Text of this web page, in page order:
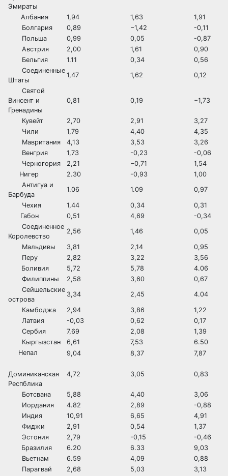
Эмираты
Албания
1,94 1,63
1,91
Болгария
0,89 −1,42
-0,11
Польша
0,99 0,05
-0,87
Австрия
2,00 1,61
0,90
Бельгия
1.11 0,34
0,56
Соединенные
Штаты
1,47 1,62 0,12
Святой
Винсент и
Гренадины
0,81 0,19 −1,73
Кувейт 2,70 2,91
3,27
Чили
1,79 4,40
4,35
Мавритания
4,13 3,53
3,26
Венгрия
1,73 -0,23
-0,06
Черногория
2,21 −0,71
1,54
Нигер
2.30 -0,93
1,00
Антигуа и
Барбуда
1.06 1.09 0,97
Чехия 1,44 0,34
0,31
Габон
0,51 4,69
-0,34
Соединенное
Королевство
2,56 1,46 0,05
Мальдивы 3,81 2,14
0,95
Перу
2,82 3,22
3,56
Боливия
5,72 5,78
4.06
Филиппины
2,58 3,60
0,67
Сейшельские
острова
3,34 2,45 4.04
Камбоджа 2,94 3,86
1,22
Латвия
-0,03 0,62
0,17
Сербия
7,69 2,08
1,39
Кыргызстан
6,61 7,53
6.50
Непал
9,04 8,37 7,87
Доминиканская
Респблика
4,72 3,05 0,83
Ботсвана 5,88 4,40
3,06
Иордания
4.82 2,89
-0,88
Индия
10,91 6,65
4,91
Фиджи
2,91 0,54
1,37
Эстония
2,79 -0,15
-0,46
Бразилия
6.20 6.33
9,03
Вьетнам
6.59 4,09
0,88
Парагвай
2,68 5,03
3,13